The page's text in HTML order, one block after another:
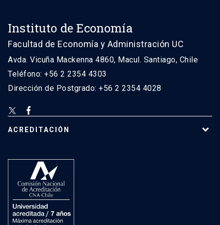
Instituto de Economía
Facultad de Economía y Administración UC
Avda. Vicuña Mackenna 4860, Macul. Santiago, Chile
Teléfono: +56 2 2354 4303
Dirección de Postgrado: +56 2 2354 4028
ACREDITACIÓN